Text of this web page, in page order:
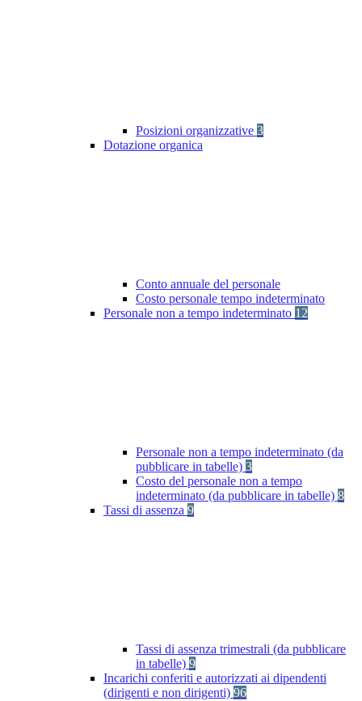
Posizioni organizzative 3
Dotazione organica
Conto annuale del personale
Costo personale tempo indeterminato
Personale non a tempo indeterminato 12
Personale non a tempo indeterminato (da
pubblicare in tabelle) 3
Costo del personale non a tempo
indeterminato (da pubblicare in tabelle) 8
Tassi di assenza 9
Tassi di assenza trimestrali (da pubblicare
in tabelle) 9
Incarichi conferiti e autorizzati ai dipendenti
(dirigenti e non dirigenti) 96